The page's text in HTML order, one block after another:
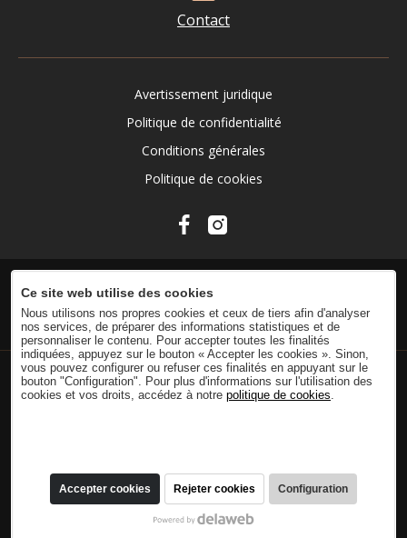
Contact
Avertissement juridique
Politique de confidentialité
Conditions générales
Politique de cookies
Ce site web utilise des cookies
Nous utilisons nos propres cookies et ceux de tiers afin d'analyser
nos services, de préparer des informations statistiques et de
personnaliser le contenu. Pour accepter toutes les finalités
indiquées, appuyez sur le bouton « Accepter les cookies ». Sinon,
vous pouvez configurer ou refuser ces finalités en appuyant sur le
bouton "Configuration". Pour plus d'informations sur l'utilisation des
cookies et vos droits, accédez à notre politique de cookies.
Accepter cookies Rejeter cookies Configuration